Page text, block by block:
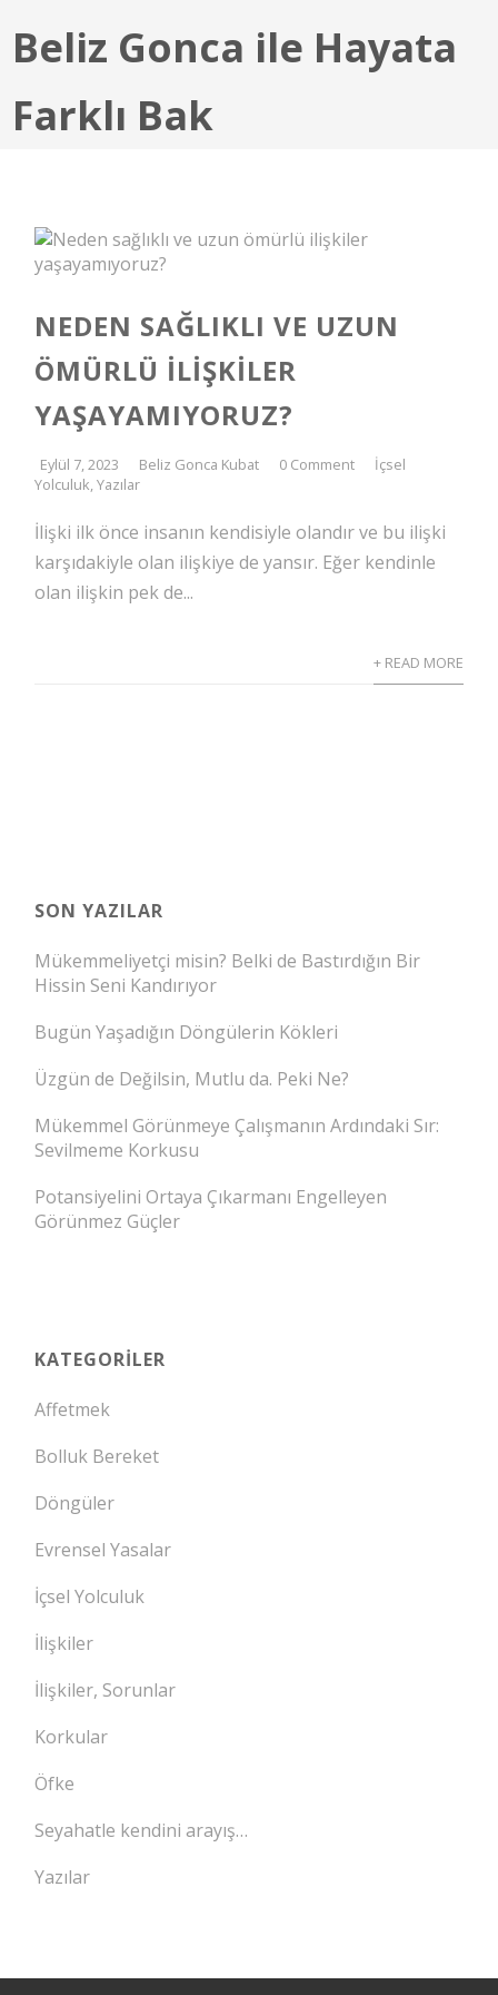
Beliz Gonca ile Hayata
Farklı Bak
NEDEN SAĞLIKLI VE UZUN
ÖMÜRLÜ ILIŞKILER
YAŞAYAMIYORUZ?
Eylül 7, 2023 Beliz Gonca Kubat 0 Comment
İçsel
Yolculuk,Yazılar
İlişki ilk önce insanın kendisiyle olandır ve bu ilişki
karşıdakiyle olan ilişkiye de yansır. Eğer kendinle
olan ilişkin pek de...
+ READ MORE
SON YAZILAR
Mükemmeliyetçi misin? Belki de Bastırdığın Bir
Hissin Seni Kandırıyor
Bugün Yaşadığın Döngülerin Kökleri
Üzgün de Değilsin, Mutlu da. Peki Ne?
Mükemmel Görünmeye Çalışmanın Ardındaki Sır:
Sevilmeme Korkusu
Potansiyelini Ortaya Çıkarmanı Engelleyen
Görünmez Güçler
KATEGORILER
Affetmek
Bolluk Bereket
Döngüler
Evrensel Yasalar
İçsel Yolculuk
İlişkiler
İlişkiler, Sorunlar
Korkular
Öfke
Seyahatle kendini arayış…
Yazılar